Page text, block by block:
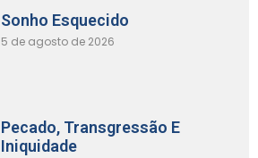
Sonho Esquecido
5 de agosto de 2026
Pecado, Transgressão E
Iniquidade